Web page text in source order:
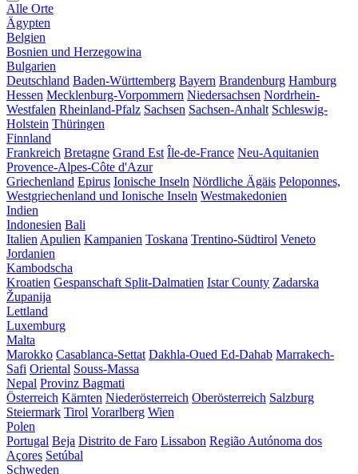
Alle Orte
Ägypten
Belgien
Bosnien und Herzegowina
Bulgarien
Deutschland Baden-Württemberg Bayern Brandenburg Hamburg
Hessen Mecklenburg-Vorpommern Niedersachsen Nordrhein-
Westfalen Rheinland-Pfalz Sachsen Sachsen-Anhalt Schleswig-
Holstein Thüringen
Finnland
Frankreich Bretagne Grand Est Île-de-France Neu-Aquitanien
Provence-Alpes-Côte d'Azur
Griechenland Epirus Ionische Inseln Nördliche Ägäis Peloponnes,
Westgriechenland und Ionische Inseln Westmakedonien
Indien
Indonesien Bali
Italien Apulien Kampanien Toskana Trentino-Südtirol Veneto
Jordanien
Kambodscha
Kroatien Gespanschaft Split-Dalmatien Istar County Zadarska
Županija
Lettland
Luxemburg
Malta
Marokko Casablanca-Settat Dakhla-Oued Ed-Dahab Marrakech-
Safi Oriental Souss-Massa
Nepal Provinz Bagmati
Österreich Kärnten Niederösterreich Oberösterreich Salzburg
Steiermark Tirol Vorarlberg Wien
Polen
Portugal Beja Distrito de Faro Lissabon Região Autónoma dos
Açores Setúbal
Schweden